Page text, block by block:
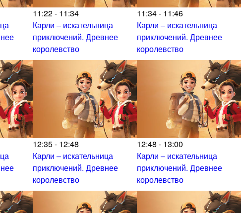
11:22 - 11:34
Карли – искательница
приключений. Древнее
королевство
11:34 - 11:46
Карли – искательница
приключений. Древнее
королевство
12:35 - 12:48
Карли – искательница
приключений. Древнее
королевство
12:48 - 13:00
Карли – искательница
приключений. Древнее
королевство